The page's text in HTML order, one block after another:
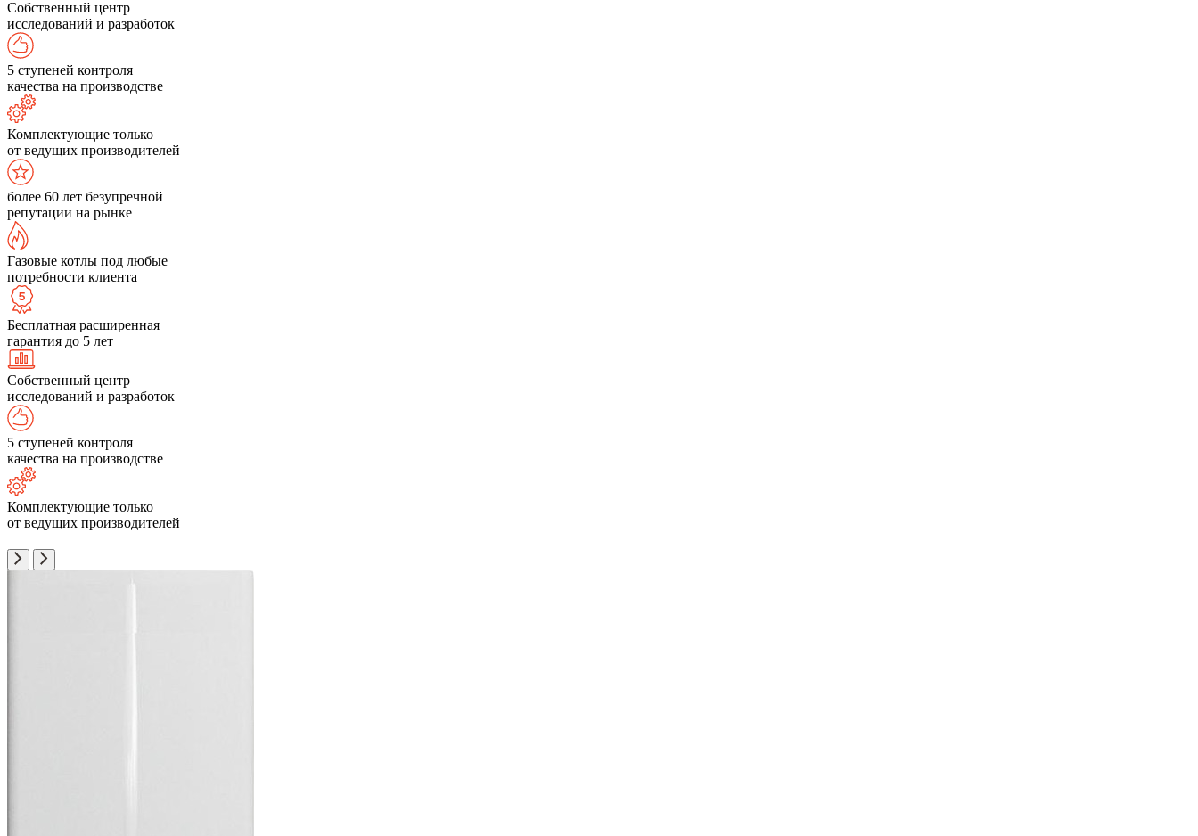
Собственный центр
исследований и разработок
5 ступеней контроля
качества на производстве
Комплектующие только
от ведущих производителей
более 60 лет безупречной
репутации на рынке
Газовые котлы под любые
потребности клиента
Бесплатная расширенная
гарантия до 5 лет
Собственный центр
исследований и разработок
5 ступеней контроля
качества на производстве
Комплектующие только
от ведущих производителей